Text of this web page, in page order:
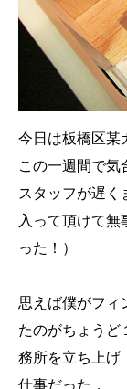
今日は板橋区某
この一週間で気
スタッフが遅く
入って頂けて
った！）
思えば僕がフィ
たのがちょうど
務所を立ち上げ
仕事だった．